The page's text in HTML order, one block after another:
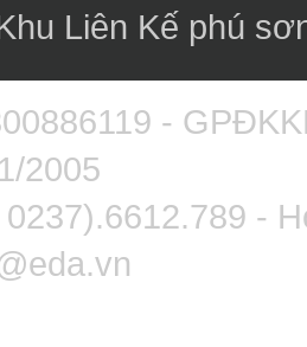
Liên Kế phú
-
2005
-